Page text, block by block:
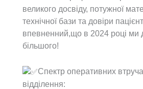
великого досвіду, потужної
технічної бази та довіри
впевненний,що в 2024 році ми
більшого!
Спектр оперативних
відділення: